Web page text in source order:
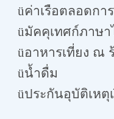
üค่าเรือตลอดกา
üมัคคุเทศก์ภาษา
üอาหารเที่ยง ณ
üน้ำดื่ม
üประกันอุบัติเหตุ